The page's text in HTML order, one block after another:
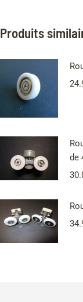
Produits
de